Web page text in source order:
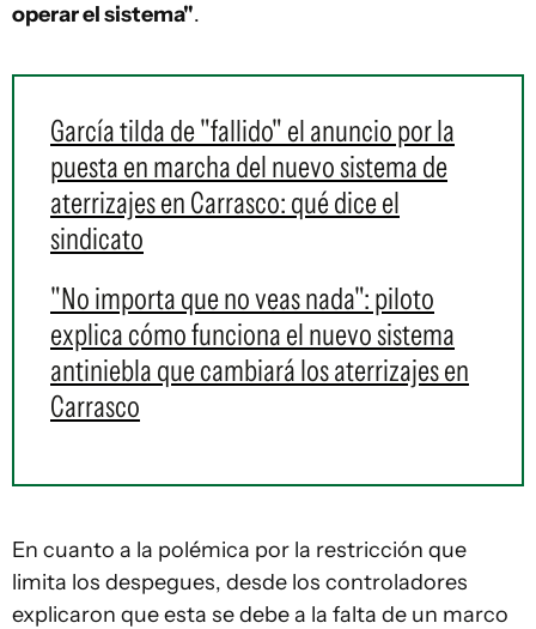
operar el sistema".
García tilda de "fallido" el anuncio por la
puesta en marcha del nuevo sistema de
aterrizajes en Carrasco: qué dice el
sindicato
"No importa que no veas nada": piloto
explica cómo funciona el nuevo sistema
antiniebla que cambiará los aterrizajes en
Carrasco
En cuanto a la polémica por la restricción que
limita los despegues, desde los controladores
explicaron que esta se debe a la falta de un marco